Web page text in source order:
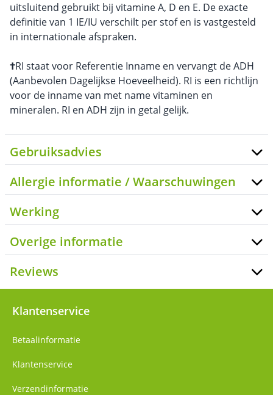
uitsluitend gebruikt bij vitamine A, D en E. De exacte
definitie van 1 IE/IU verschilt per stof en is vastgesteld
in internationale afspraken.
†RI staat voor Referentie Inname en vervangt de ADH
(Aanbevolen Dagelijkse Hoeveelheid). RI is een richtlijn
voor de inname van met name vitaminen en
mineralen. RI en ADH zijn in getal gelijk.
Gebruiksadvies
Allergie informatie / Waarschuwingen
Werking
Overige informatie
Reviews
Klantenservice
Betaalinformatie
Klantenservice
Verzendinformatie